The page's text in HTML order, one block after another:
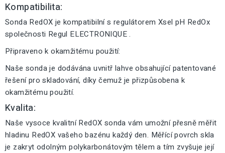
Kompatibilita:
Sonda RedOX je kompatibilní s regulátorem Xsel pH RedOx
společnosti Regul ELECTRONIQUE .
Připraveno k okamžitému použití:
Naše sonda je dodávána uvnitř lahve obsahující patentované
řešení pro skladování, díky čemuž je přizpůsobena k
okamžitému použití.
Kvalita:
Naše vysoce kvalitní RedOX sonda vám umožní přesně měřit
hladinu RedOX vašeho bazénu každý den. Měřící povrch skla
je zakryt odolným polykarbonátovým tělem a tím zvyšuje její